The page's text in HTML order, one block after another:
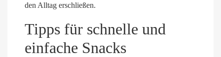
den Alltag erschließen.
Tipps für schnelle und
einfache Snacks